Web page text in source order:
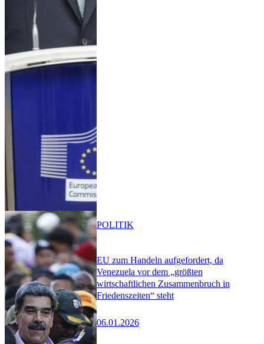
EU zum Handeln aufgefordert, da
Venezuela vor dem „größten
wirtschaftlichen Zusammenbruch in
Friedenszeiten“ steht
06.01.2026
POLITIK